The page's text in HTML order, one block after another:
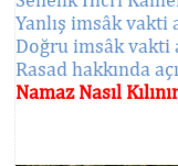
Yanlış imsâk vakti
Doğru imsâk vakti
Rasad hakkında
Namaz Nasıl